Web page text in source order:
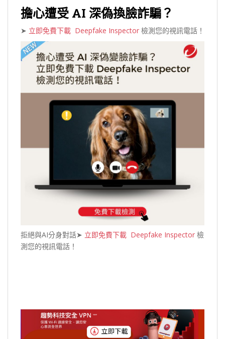
擔心遭受 AI 深偽換臉詐騙？
➤ 立即免費下載 Deepfake Inspector 檢測您的視訊電話！
拒絕與AI分身對話➤ 立即免費下載 Deepfake Inspector 檢
測您的視訊電話！